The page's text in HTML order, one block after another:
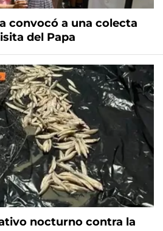
convocó a una colecta
del Papa
nocturno contra la